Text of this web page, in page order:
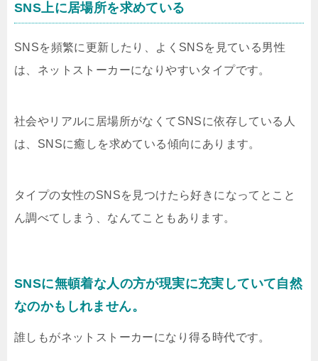
SNS上に居場所を求めている
SNSを頻繁に更新したり、よくSNSを見ている男性
は、ネットストーカーになりやすいタイプです。
社会やリアルに居場所がなくてSNSに依存している人
は、SNSに癒しを求めている傾向にあります。
タイプの女性のSNSを見つけたら好きになってとこと
ん調べてしまう、なんてこともあります。
SNSに無頓着な人の方が現実に充実していて自然
なのかもしれません。
誰しもがネットストーカーになり得る時代です。